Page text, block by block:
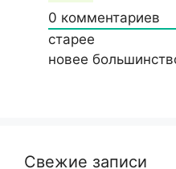
0 комментариев
старее
новее
Свежие записи